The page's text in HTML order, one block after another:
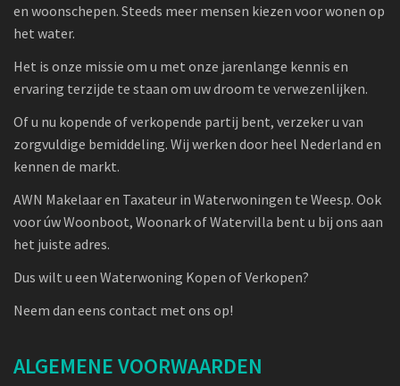
en woonschepen. Steeds meer mensen kiezen voor wonen op
het water.
Het is onze missie om u met onze jarenlange kennis en
ervaring terzijde te staan om uw droom te verwezenlijken.
Of u nu kopende of verkopende partij bent, verzeker u van
zorgvuldige bemiddeling. Wij werken door heel Nederland en
kennen de markt.
AWN Makelaar en Taxateur in Waterwoningen te Weesp. Ook
voor úw Woonboot, Woonark of Watervilla bent u bij ons aan
het juiste adres.
Dus wilt u een Waterwoning Kopen of Verkopen?
Neem dan eens contact met ons op!
ALGEMENE VOORWAARDEN